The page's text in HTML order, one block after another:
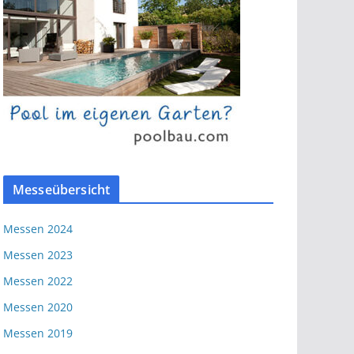
Messeübersicht
Messen 2024
Messen 2023
Messen 2022
Messen 2020
Messen 2019